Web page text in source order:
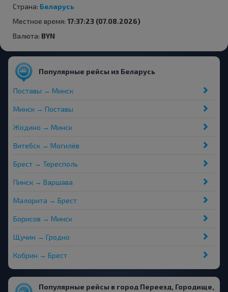
Страна: Беларусь
Местное время: 17:37:23 (07.08.2026)
Валюта: BYN
Популярные рейсы из Беларусь
Поставы → Минск
Минск → Поставы
Жодино → Минск
Витебск → Могилёв
Брест → Тересполь
Пинск → Варшава
Малорита → Брест
Борисов → Минск
Щучин → Гродно
Кобрин → Брест
Популярные рейсы в город Переезд, Городище,